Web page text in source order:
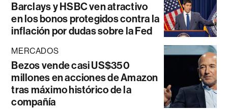
Barclays y HSBC ven atractivo
en los bonos protegidos contra la
inflación por dudas sobre la Fed
MERCADOS
Bezos vende casi US$350
millones en acciones de Amazon
tras máximo histórico de la
compañía